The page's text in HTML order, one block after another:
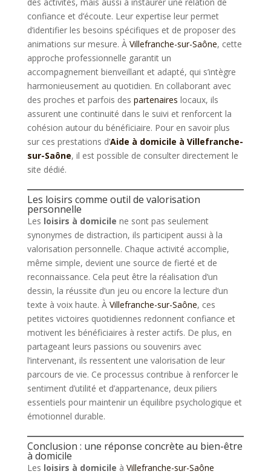
confiance et d’écoute. Leur expertise leur permet
d’identifier les besoins spécifiques et de proposer des
animations sur mesure. À Villefranche-sur-Saône, cette
approche professionnelle garantit un
accompagnement bienveillant et adapté, qui s’intègre
harmonieusement au quotidien. En collaborant avec
des proches et parfois des partenaires locaux, ils
assurent une continuité dans le suivi et renforcent la
cohésion autour du bénéficiaire. Pour en savoir plus
sur ces prestations d’Aide à domicile à Villefranche-
sur-Saône, il est possible de consulter directement le
site dédié.
Les loisirs comme outil de valorisation
personnelle
Les loisirs à domicile ne sont pas seulement
synonymes de distraction, ils participent aussi à la
valorisation personnelle. Chaque activité accomplie,
même simple, devient une source de fierté et de
reconnaissance. Cela peut être la réalisation d’un
dessin, la réussite d’un jeu ou encore la lecture d’un
texte à voix haute. À Villefranche-sur-Saône, ces
petites victoires quotidiennes redonnent confiance et
motivent les bénéficiaires à rester actifs. De plus, en
partageant leurs passions ou souvenirs avec
l’intervenant, ils ressentent une valorisation de leur
parcours de vie. Ce processus contribue à renforcer le
sentiment d’utilité et d’appartenance, deux piliers
essentiels pour maintenir un équilibre psychologique et
émotionnel durable.
Conclusion : une réponse concrète au bien-être
à domicile
Les loisirs à domicile à Villefranche-sur-Saône